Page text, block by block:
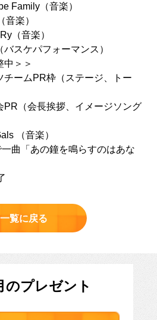
のプレゼント
Family（音楽）
楽）
（音楽）
スケパフォーマンス）
＞＞
ームPR枠（ステージ、トー
（会長挨拶、イメージソング
（音楽）
曲「あの鐘を鳴らすのはあな
一覧に戻る